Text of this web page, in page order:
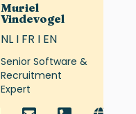
Muriel
Vindevogel
NL I FR I EN
Senior Software &
Recruitment
Expert